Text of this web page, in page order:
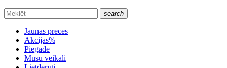
search
Jaunas preces
Akcijas%
Piegāde
Mūsu veikali